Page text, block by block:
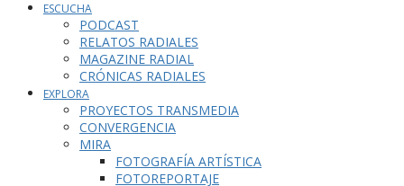
ESCUCHA
PODCAST
RELATOS RADIALES
MAGAZINE RADIAL
CRÓNICAS RADIALES
EXPLORA
PROYECTOS TRANSMEDIA
CONVERGENCIA
MIRA
FOTOGRAFÍA ARTÍSTICA
FOTOREPORTAJE